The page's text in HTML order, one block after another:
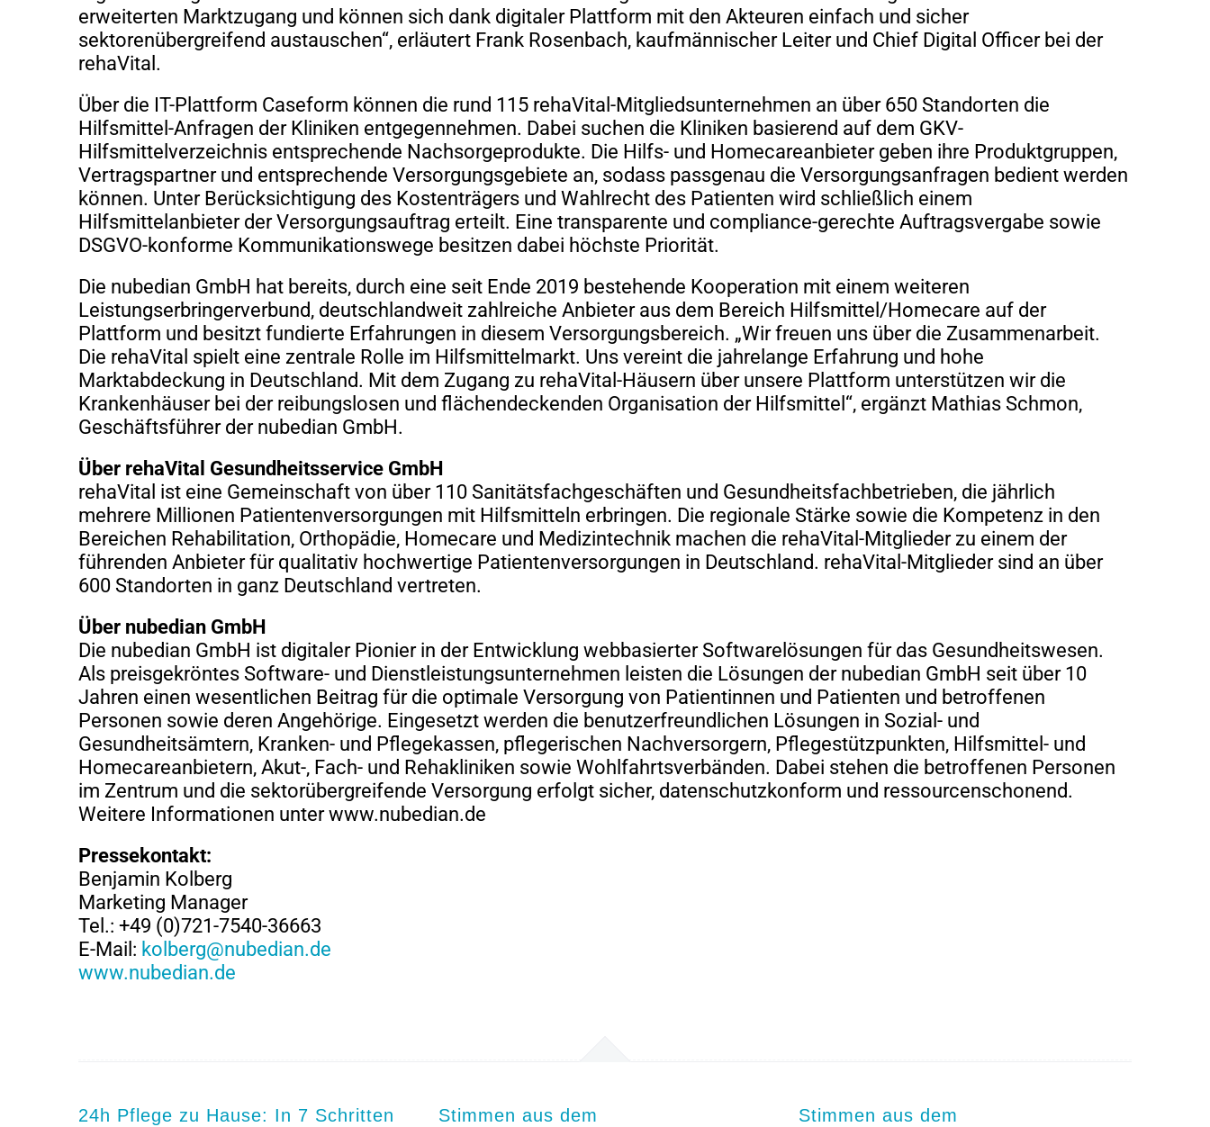
erweiterten Marktzugang und können sich dank digitaler Plattform mit den Akteuren einfach und sicher
sektorenübergreifend austauschen“, erläutert Frank Rosenbach, kaufmännischer Leiter und Chief Digital Officer bei der
rehaVital.
Über die IT-Plattform Caseform können die rund 115 rehaVital-Mitgliedsunternehmen an über 650 Standorten die
Hilfsmittel-Anfragen der Kliniken entgegennehmen. Dabei suchen die Kliniken basierend auf dem GKV-
Hilfsmittelverzeichnis entsprechende Nachsorgeprodukte. Die Hilfs- und Homecareanbieter geben ihre Produktgruppen,
Vertragspartner und entsprechende Versorgungsgebiete an, sodass passgenau die Versorgungsanfragen bedient werden
können. Unter Berücksichtigung des Kostenträgers und Wahlrecht des Patienten wird schließlich einem
Hilfsmittelanbieter der Versorgungsauftrag erteilt. Eine transparente und compliance-gerechte Auftragsvergabe sowie
DSGVO-konforme Kommunikationswege besitzen dabei höchste Priorität.
Die nubedian GmbH hat bereits, durch eine seit Ende 2019 bestehende Kooperation mit einem weiteren
Leistungserbringerverbund, deutschlandweit zahlreiche Anbieter aus dem Bereich Hilfsmittel/Homecare auf der
Plattform und besitzt fundierte Erfahrungen in diesem Versorgungsbereich. „Wir freuen uns über die Zusammenarbeit.
Die rehaVital spielt eine zentrale Rolle im Hilfsmittelmarkt. Uns vereint die jahrelange Erfahrung und hohe
Marktabdeckung in Deutschland. Mit dem Zugang zu rehaVital-Häusern über unsere Plattform unterstützen wir die
Krankenhäuser bei der reibungslosen und flächendeckenden Organisation der Hilfsmittel“, ergänzt Mathias Schmon,
Geschäftsführer der nubedian GmbH.
Über rehaVital Gesundheitsservice GmbH
rehaVital ist eine Gemeinschaft von über 110 Sanitätsfachgeschäften und Gesundheitsfachbetrieben, die jährlich
mehrere Millionen Patientenversorgungen mit Hilfsmitteln erbringen. Die regionale Stärke sowie die Kompetenz in den
Bereichen Rehabilitation, Orthopädie, Homecare und Medizintechnik machen die rehaVital-Mitglieder zu einem der
führenden Anbieter für qualitativ hochwertige Patientenversorgungen in Deutschland. rehaVital-Mitglieder sind an über
600 Standorten in ganz Deutschland vertreten.
Über nubedian GmbH
Die nubedian GmbH ist digitaler Pionier in der Entwicklung webbasierter Softwarelösungen für das Gesundheitswesen.
Als preisgekröntes Software- und Dienstleistungsunternehmen leisten die Lösungen der nubedian GmbH seit über 10
Jahren einen wesentlichen Beitrag für die optimale Versorgung von Patientinnen und Patienten und betroffenen
Personen sowie deren Angehörige. Eingesetzt werden die benutzerfreundlichen Lösungen in Sozial- und
Gesundheitsämtern, Kranken- und Pflegekassen, pflegerischen Nachversorgern, Pflegestützpunkten, Hilfsmittel- und
Homecareanbietern, Akut-, Fach- und Rehakliniken sowie Wohlfahrtsverbänden. Dabei stehen die betroffenen Personen
im Zentrum und die sektorübergreifende Versorgung erfolgt sicher, datenschutzkonform und ressourcenschonend.
Weitere Informationen unter www.nubedian.de
Pressekontakt:
Benjamin Kolberg
Marketing Manager
Tel.: +49 (0)721-7540-36663
E-Mail: kolberg@nubedian.de
www.nubedian.de
24h Pflege zu Hause: In 7 Schritten
Stimmen aus dem
Stimmen aus dem